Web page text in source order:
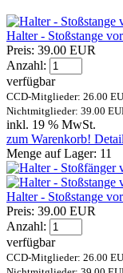
Halter - Stoßstange
Preis: 39.00 EUR
Anzahl:
verfügbar
CCD-Mitglieder: 26.00
Nichtmitglieder: 39.00
inkl. 19 % MwSt.
zum Warenkorb!
Menge auf Lager: 11
Halter - Stoßstange
Preis: 39.00 EUR
Anzahl:
verfügbar
CCD-Mitglieder: 26.00